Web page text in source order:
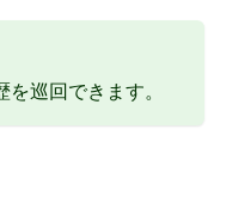
巡回できます。